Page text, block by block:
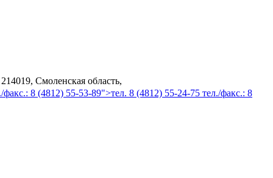
Смоленская область,
8 (4812) 55-53-89">тел. 8 (4812) 55-24-75 тел./факс.: 8